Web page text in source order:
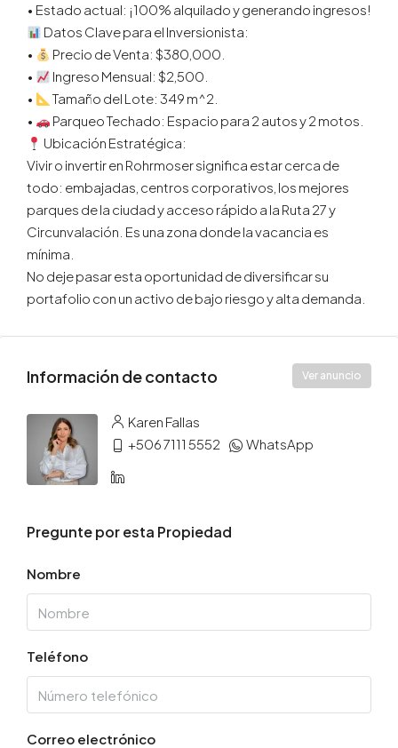
•⁠ ⁠Estado actual: ¡100% alquilado y generando ingresos!
Datos Clave para el Inversionista:
•⁠ ⁠
Precio de Venta: $380,000.
•⁠ ⁠
Ingreso Mensual: $2,500.
•⁠ ⁠
Tamaño del Lote: 349 m^2.
•⁠ ⁠
Parqueo Techado: Espacio para 2 autos y 2 motos.
Ubicación Estratégica:
Vivir o invertir en Rohrmoser significa estar cerca de
todo: embajadas, centros corporativos, los mejores
parques de la ciudad y acceso rápido a la Ruta 27 y
Circunvalación. Es una zona donde la vacancia es
mínima.
No deje pasar esta oportunidad de diversificar su
portafolio con un activo de bajo riesgo y alta demanda.
Información de contacto Ver anuncio
Karen Fallas
+506 7111 5552
WhatsApp
Pregunte por esta Propiedad
Nombre
Teléfono
Correo electrónico